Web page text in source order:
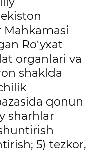
Mahkamasi
Ro‘yxat
organlari va
shaklda
qonun
sharhlar
5) tezkor,